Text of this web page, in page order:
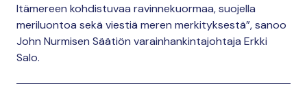
Itämereen kohdistuvaa ravinnekuormaa, suojella
meriluontoa sekä viestiä meren merkityksestä”, sanoo
John Nurmisen Säätiön varainhankintajohtaja Erkki
Salo.